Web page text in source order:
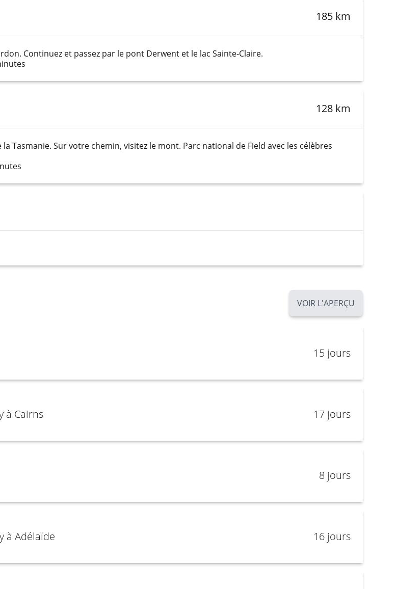
185 km
Continuez et passez par le pont Derwent et le lac Sainte-Claire.
128 km
Tasmanie. Sur votre chemin, visitez le mont. Parc national de Field avec les célèbres
VOIR L'APERÇU
15 jours
à Cairns 17 jours
8 jours
à Adélaïde 16 jours